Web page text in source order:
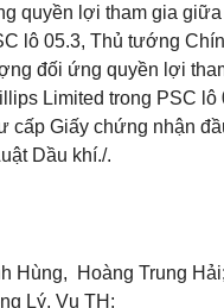
quyền lợi tham gia giữa
lô 05.3, Thủ tướng
đối ứng quyền lợi
Limited trong PSC lô
cấp Giấy chứng nhận
Dầu khí./.
Hùng, Hoàng Trung Hải;
Lý, Vụ TH;